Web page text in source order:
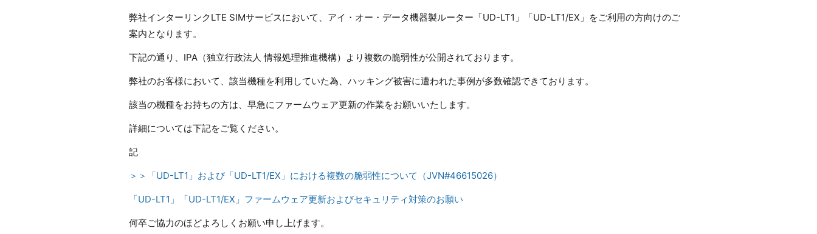
弊社インターリンクLTE SIMサービスにおいて、アイ・オー・データ機器製ルーター「UD-LT1」「UD-LT1/EX」をご利用の方向けのご
案内となります。
下記の通り、IPA（独立行政法人 情報処理推進機構）より複数の脆弱性が公開されております。
弊社のお客様において、該当機種を利用していた為、ハッキング被害に遭われた事例が多数確認できております。
該当の機種をお持ちの方は、早急にファームウェア更新の作業をお願いいたします。
詳細については下記をご覧ください。
記
＞＞「UD-LT1」および「UD-LT1/EX」における複数の脆弱性について（JVN#46615026）
「UD-LT1」「UD-LT1/EX」ファームウェア更新およびセキュリティ対策のお願い
何卒ご協力のほどよろしくお願い申し上げます。